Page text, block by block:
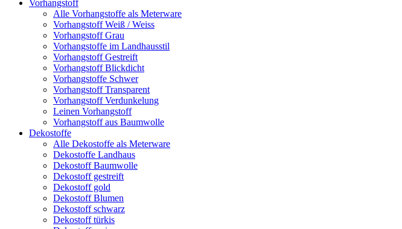
Vorhangstoff
Alle Vorhangstoffe als Meterware
Vorhangstoff Weiß / Weiss
Vorhangstoff Grau
Vorhangstoffe im Landhausstil
Vorhangstoff Gestreift
Vorhangstoff Blickdicht
Vorhangstoffe Schwer
Vorhangstoff Transparent
Vorhangstoff Verdunkelung
Leinen Vorhangstoff
Vorhangstoff aus Baumwolle
Dekostoffe
Alle Dekostoffe als Meterware
Dekostoffe Landhaus
Dekostoff Baumwolle
Dekostoff gestreift
Dekostoff gold
Dekostoff Blumen
Dekostoff schwarz
Dekostoff türkis